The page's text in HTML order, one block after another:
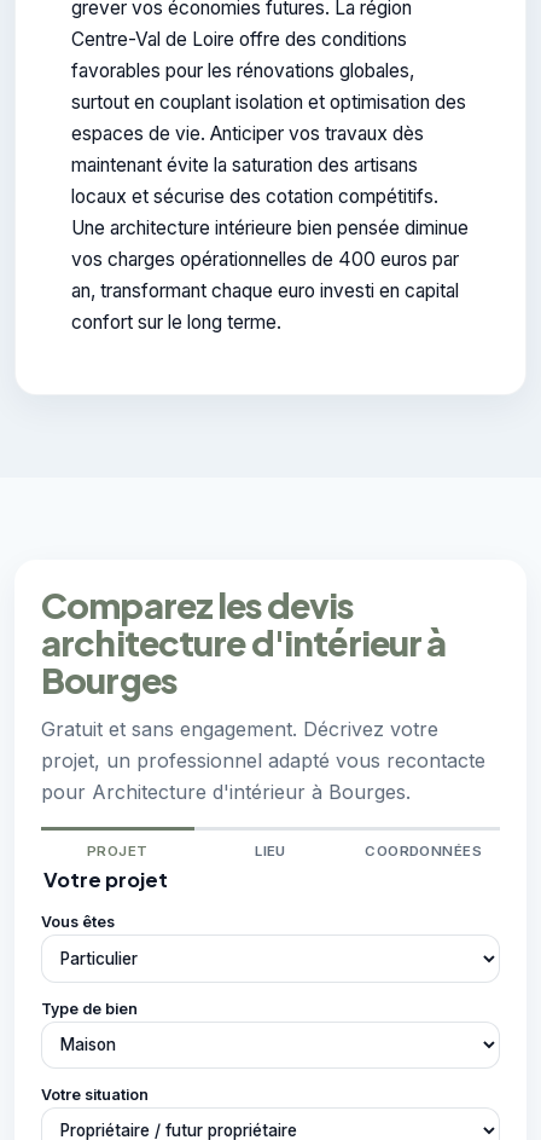
grever vos économies futures. La région
Centre-Val de Loire offre des conditions
favorables pour les rénovations globales,
surtout en couplant isolation et optimisation des
espaces de vie. Anticiper vos travaux dès
maintenant évite la saturation des artisans
locaux et sécurise des cotation compétitifs.
Une architecture intérieure bien pensée diminue
vos charges opérationnelles de 400 euros par
an, transformant chaque euro investi en capital
confort sur le long terme.
Comparez les devis
architecture d'intérieur à
Bourges
Gratuit et sans engagement. Décrivez votre
projet, un professionnel adapté vous recontacte
pour Architecture d'intérieur à Bourges.
PROJET LIEU COORDONNÉES
Votre projet
Vous êtes
Type de bien
Votre situation